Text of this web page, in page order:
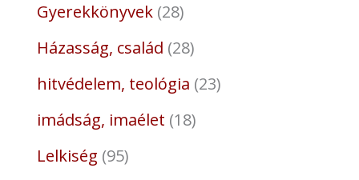
Gyerekkönyvek 28
Házasság, család 28
hitvédelem, teológia 23
imádság, imaélet 18
Lelkiség 95